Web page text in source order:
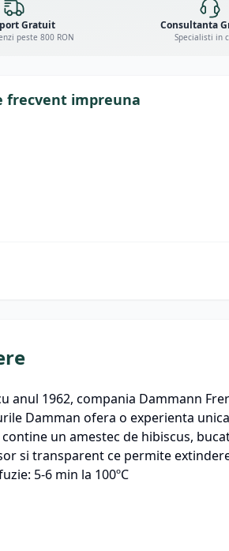
Gratuit
peste 800 RON
Consultanta
Specialisti in
frecvent impreuna
anul 1962, compania Dammann
Damman ofera o experienta
un amestec de hibiscus,
si transparent ce permite
5-6 min la 100ºC